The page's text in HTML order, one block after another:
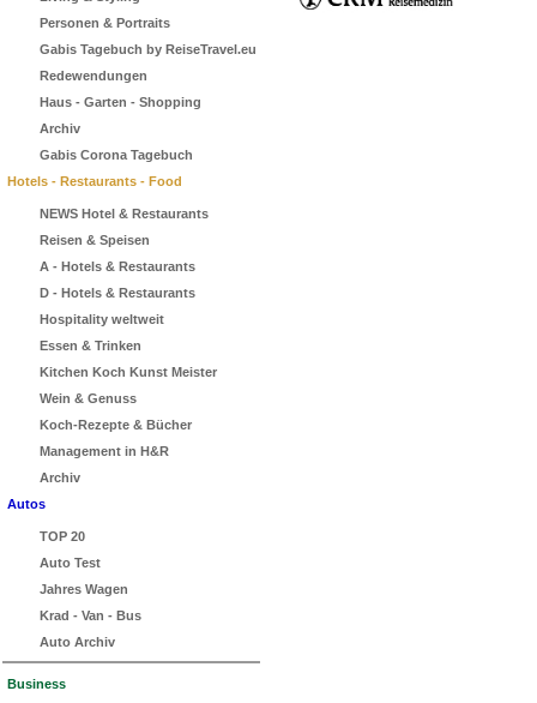
Personen & Portraits
Gabis Tagebuch by ReiseTravel.eu
Redewendungen
Haus - Garten - Shopping
Archiv
Gabis Corona Tagebuch
Hotels - Restaurants - Food
NEWS Hotel & Restaurants
Reisen & Speisen
A - Hotels & Restaurants
D - Hotels & Restaurants
Hospitality weltweit
Essen & Trinken
Kitchen Koch Kunst Meister
Wein & Genuss
Koch-Rezepte & Bücher
Management in H&R
Archiv
Autos
TOP 20
Auto Test
Jahres Wagen
Krad - Van - Bus
Auto Archiv
Business